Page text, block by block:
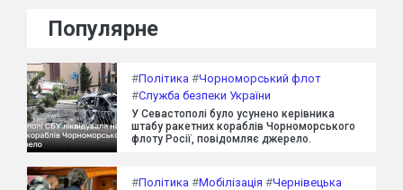
Популярне
#Політика #Чорноморський флот
#Служба безпеки України
У Севастополі було усунено керівника
штабу ракетних кораблів Чорноморського
флоту Росії, повідомляє джерело.
#Політика #Мобілізація #Чернівецька